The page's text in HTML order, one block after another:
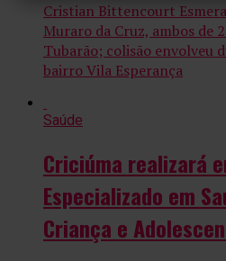
Cristian Bittencourt
Muraro da Cruz, ambos de
Tubarão; colisão envolveu
bairro Vila Esperança
Saúde
Criciúma realizará
Especializado em
Criança e